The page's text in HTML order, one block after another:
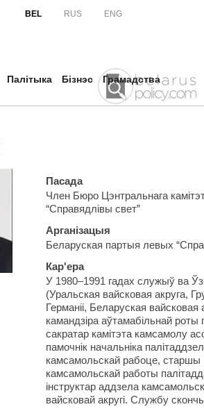
BEL RUS ENG
Палітыка Бізнэс Грамадства
Пасада
Член Бюро Цэнтральнага
“Справядлівы свет”
Арганізацыя
Беларуская партыя левых
Кар'ера
У 1980–1991 гадах служыў ва
(Уральская вайсковая акруга,
Германіі, Беларуская
камандзіра аўтамабільнай
сакратар камітэта камсамолу
памочнік начальніка
камсамольскай рабоце, старшы
камсамольскай работы
інструктар аддзела
вайсковай акругі. Службу